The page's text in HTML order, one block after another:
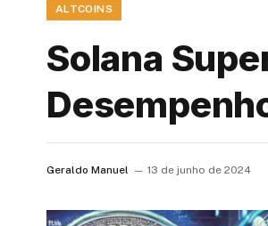
ALTCOINS
Solana
Geraldo Manuel 13 de junho de 2024